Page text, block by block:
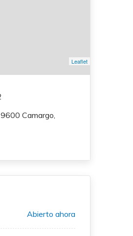
Leaflet
Camargo,
Abierto ahora